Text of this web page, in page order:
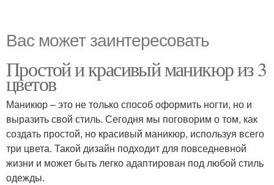
Вас может заинтересовать
Простой и красивый маникюр из 3
цветов
Маникюр – это не только способ оформить ногти, но и
выразить свой стиль. Сегодня мы поговорим о том, как
создать простой, но красивый маникюр, используя всего
три цвета. Такой дизайн подходит для повседневной
жизни и может быть легко адаптирован под любой стиль
одежды.